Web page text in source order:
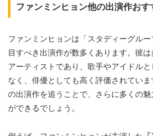
ファンミンヒョン他の出演作おす
ファンミンヒョンは「スタディーグル
目すべき出演作が数多くあります。彼
アーティストであり、歌手やアイドル
なく、俳優としても高く評価されてい
の出演作を追うことで、さらに多くの魅
ができるでしょう。